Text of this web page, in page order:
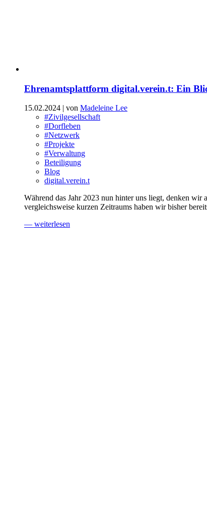
Ehrenamtsplattform digital.verein.t: Ein
15.02.2024 | von Madeleine Lee
#Zivilgesellschaft
#Dorfleben
#Netzwerk
#Projekte
#Verwaltung
Beteiligung
Blog
digital.verein.t
Während das Jahr 2023 nun hinter uns liegt, denken wir
vergleichsweise kurzen Zeitraums haben wir bisher
— weiterlesen